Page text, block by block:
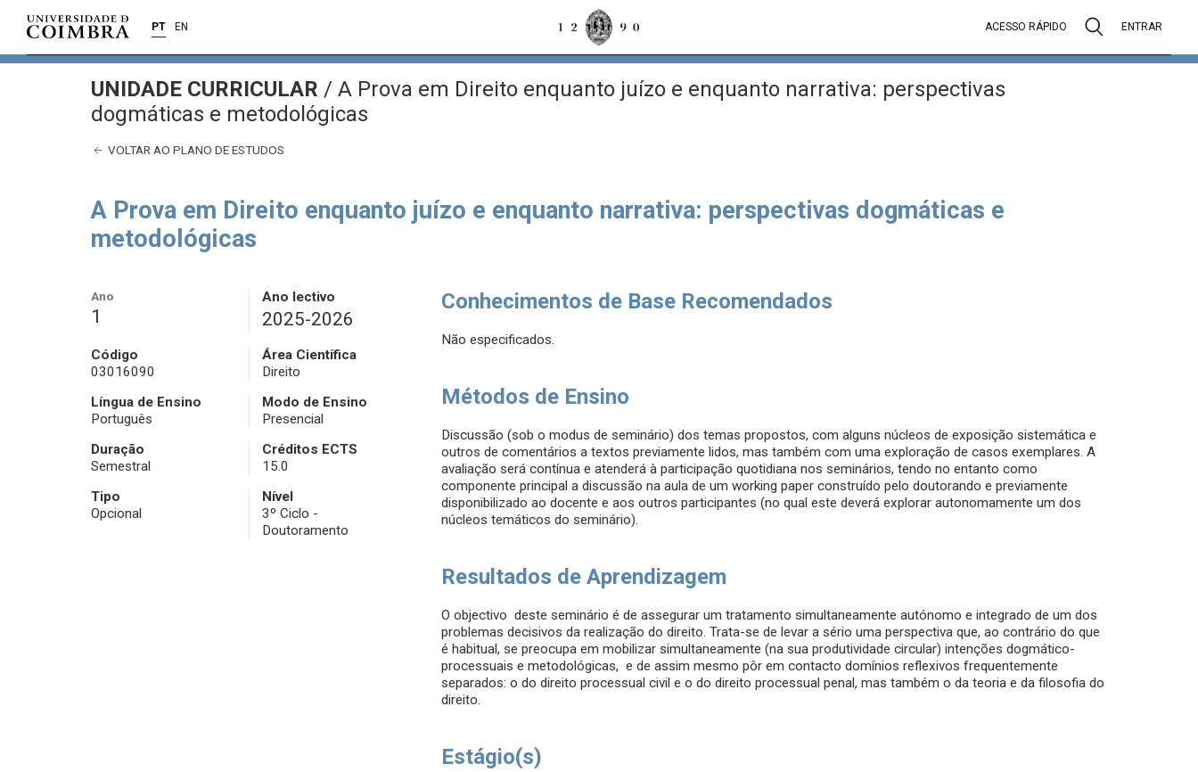
PT EN ACESSO RÁPIDO ENTRAR
UNIDADE CURRICULAR / A Prova em Direito enquanto juízo e enquanto narrativa: perspectivas
dogmáticas e metodológicas
VOLTAR AO PLANO DE ESTUDOS
A Prova em Direito enquanto juízo e enquanto narrativa: perspectivas dogmáticas e
metodológicas
Ano
1
Ano lectivo
2025-2026
Código
03016090
Área Científica
Direito
Língua de Ensino
Português
Modo de Ensino
Presencial
Duração
Semestral
Créditos ECTS
15.0
Tipo
Opcional
Nível
3º Ciclo -
Doutoramento
Conhecimentos de Base Recomendados
Não especificados.
Métodos de Ensino
Discussão (sob o modus de seminário) dos temas propostos, com alguns núcleos de exposição sistemática e
outros de comentários a textos previamente lidos, mas também com uma exploração de casos exemplares. A
avaliação será contínua e atenderá à participação quotidiana nos seminários, tendo no entanto como
componente principal a discussão na aula de um working paper construído pelo doutorando e previamente
disponibilizado ao docente e aos outros participantes (no qual este deverá explorar autonomamente um dos
núcleos temáticos do seminário).
Resultados de Aprendizagem
O objectivo deste seminário é de assegurar um tratamento simultaneamente autónomo e integrado de um dos
problemas decisivos da realização do direito. Trata-se de levar a sério uma perspectiva que, ao contrário do que
é habitual, se preocupa em mobilizar simultaneamente (na sua produtividade circular) intenções dogmático-
processuais e metodológicas, e de assim mesmo pôr em contacto domínios reflexivos frequentemente
separados: o do direito processual civil e o do direito processual penal, mas também o da teoria e da filosofia do
direito.
Estágio(s)